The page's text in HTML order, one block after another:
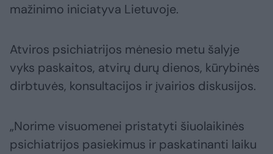
mažinimo iniciatyva Lietuvoje.
Atviros psichiatrijos mėnesio metu šalyje
vyks paskaitos, atvirų durų dienos, kūrybinės
dirbtuvės, konsultacijos ir įvairios diskusijos.
„Norime visuomenei pristatyti šiuolaikinės
psichiatrijos pasiekimus ir paskatinanti laiku